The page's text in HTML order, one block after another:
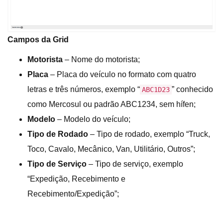
Campos da Grid
Motorista – Nome do motorista;
Placa – Placa do veículo no formato com quatro
letras e três números, exemplo “ ABC1D23 ” conhecido
como Mercosul ou padrão ABC1234, sem hífen;
Modelo – Modelo do veículo;
Tipo de Rodado – Tipo de rodado, exemplo “Truck,
Toco, Cavalo, Mecânico, Van, Utilitário, Outros”;
Tipo de Serviço – Tipo de serviço, exemplo
“Expedição, Recebimento e
Recebimento/Expedição”;